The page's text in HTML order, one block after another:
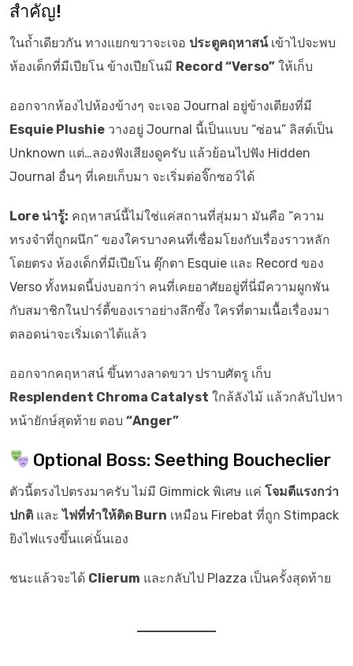
สำคัญ!
ในถ้ำเดียวกัน ทางแยกขวาจะเจอ ประตูคฤหาสน์เข้าไปจะพบ
ห้องเด็กที่มีเปียโน ข้างเปียโนมี Record “Verso” ให้เก็บ
ออกจากห้องไปห้องข้างๆ จะเจอ Journal อยู่ข้างเตียงที่มี
Esquie Plushie วางอยู่ Journal นี้เป็นแบบ “ซ่อน” ลิสต์เป็น
Unknown แต่…ลองฟังเสียงดูครับ แล้วย้อนไปฟัง Hidden
Journal อื่นๆ ที่เคยเก็บมา จะเริ่มต่อจิ๊กซอว์ได้
Lore น่ารู้: คฤหาสน์นี้ไม่ใช่แค่สถานที่สุ่มมา มันคือ “ความ
ทรงจำที่ถูกผนึก” ของใครบางคนที่เชื่อมโยงกับเรื่องราวหลัก
โดยตรง ห้องเด็กที่มีเปียโน ตุ๊กตา Esquie และ Record ของ
Verso ทั้งหมดนี้บ่งบอกว่า คนที่เคยอาศัยอยู่ที่นี่มีความผูกพัน
กับสมาชิกในปาร์ตี้ของเราอย่างลึกซึ้ง ใครที่ตามเนื้อเรื่องมา
ตลอดน่าจะเริ่มเดาได้แล้ว
ออกจากคฤหาสน์ ขึ้นทางลาดขวา ปราบศัตรู เก็บ
Resplendent Chroma Catalyst ใกล้ลังไม้ แล้วกลับไปหา
หน้ายักษ์สุดท้าย ตอบ “Anger”
Optional Boss: Seething Boucheclier
ตัวนี้ตรงไปตรงมาครับ ไม่มี Gimmick พิเศษ แค่ โจมตีแรงกว่า
ปกติ และไฟที่ทำให้ติด Burn เหมือน Firebat ที่ถูก Stimpack
ยิงไฟแรงขึ้นแค่นั้นเอง
ชนะแล้วจะได้ Clierum และกลับไป Plazza เป็นครั้งสุดท้าย